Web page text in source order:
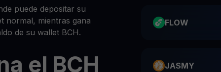
puede depositar su
normal, mientras gana
de su wallet BCH.
el BCH
FLOW
JASMY